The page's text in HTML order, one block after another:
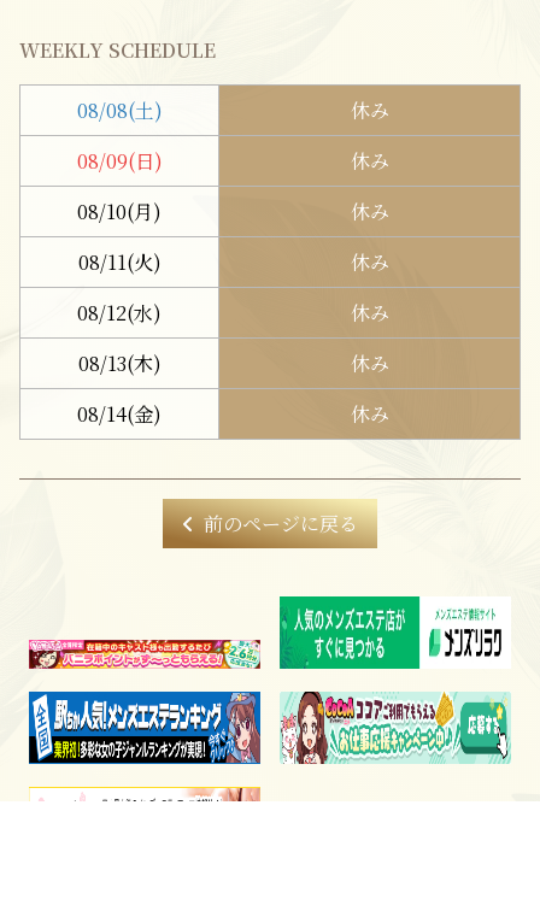
WEEKLY SCHEDULE
08/08(土)
08/09(日)
08/10(月)
08/11(火)
08/12(水)
08/13(木)
08/14(金)
休み
休み
休み
休み
休み
休み
休み
前のページに戻る